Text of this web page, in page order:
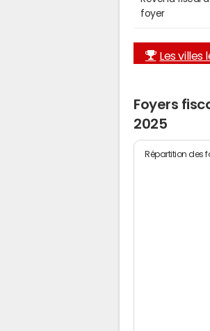
foyer
Les villes
Foyers
2025
Répartition des